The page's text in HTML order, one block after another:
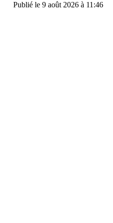
Publié le 9 août 2026 à 11:46